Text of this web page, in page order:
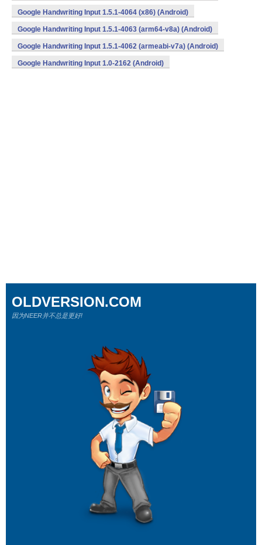
Google Handwriting Input 1.5.1-4064 (x86) (Android)
Google Handwriting Input 1.5.1-4063 (arm64-v8a) (Android)
Google Handwriting Input 1.5.1-4062 (armeabi-v7a) (Android)
Google Handwriting Input 1.0-2162 (Android)
OLDVERSION.COM
因为NEER并不总是更好!